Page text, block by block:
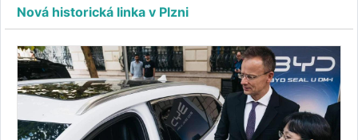
Nová historická linka v Plzni